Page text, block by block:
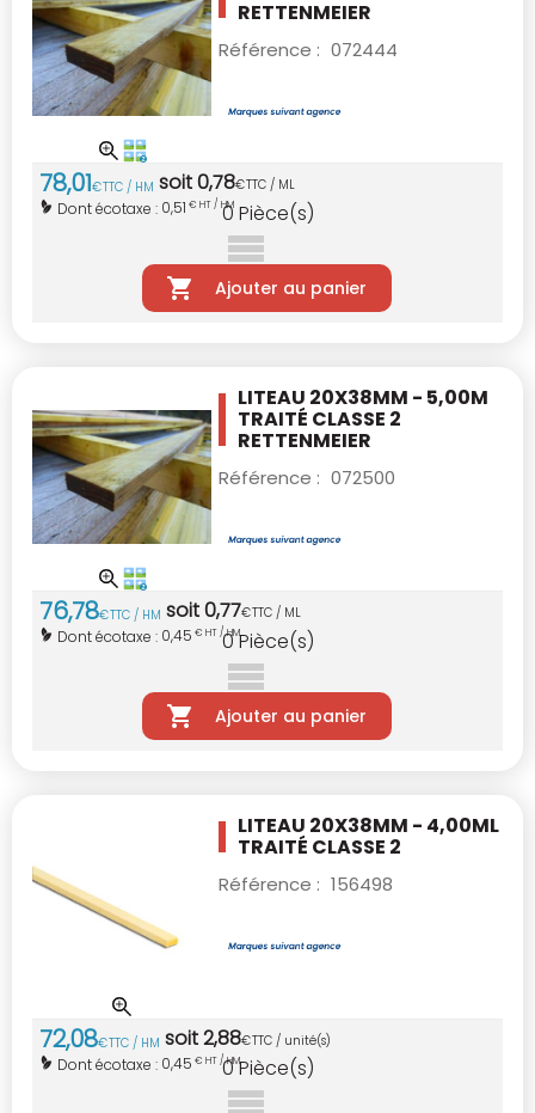
RETTENMEIER
Référence : 072444
78,01€TTC / HM soit0,78€TTC / ML
Dont écotaxe : 0,51 € HT / HM
0Pièce(s)
Ajouter au panier
LITEAU 20X38MM - 5,00M
TRAITÉ CLASSE 2
RETTENMEIER
Référence : 072500
76,78€TTC / HM soit0,77€TTC / ML
Dont écotaxe : 0,45 € HT / HM
0Pièce(s)
Ajouter au panier
LITEAU 20X38MM - 4,00ML
TRAITÉ CLASSE 2
Référence : 156498
72,08€TTC / HM soit2,88€TTC / unité(s)
Dont écotaxe : 0,45 € HT / HM
0Pièce(s)